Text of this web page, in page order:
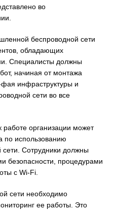
во
беспроводной сети
обладающих
Специалисты должны
начиная от монтажа
инфраструктуры и
сети во все
организации может
по использованию
Сотрудники должны
безопасности, процедурами
с Wi-Fi.
сети необходимо
ее работы. Это